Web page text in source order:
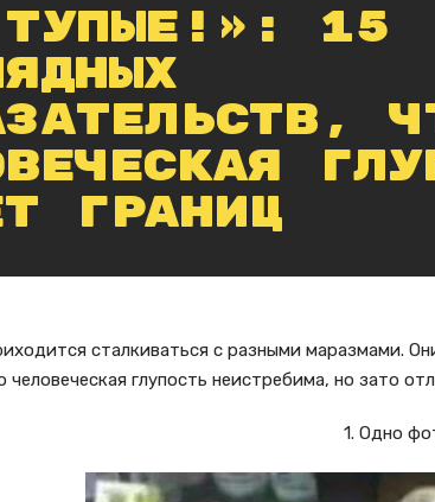
15
границ
сталкиваться с разными маразмами.
человеческая глупость неистребима, но зато
1. Одно